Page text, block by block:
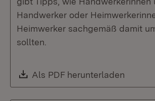
Handwerker oder
Heimwerker sachgemäß damit
sollten.
Download:
Als PDF herunterladen